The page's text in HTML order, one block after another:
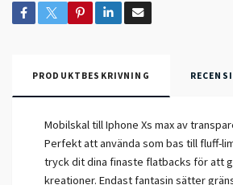
PRODUKTBESKRIVNING
Mobilskal till Iphone Xs max av
Perfekt att använda som bas till fluff-
tryck dit dina finaste flatbacks för att
kreationer. Endast fantasin sätter